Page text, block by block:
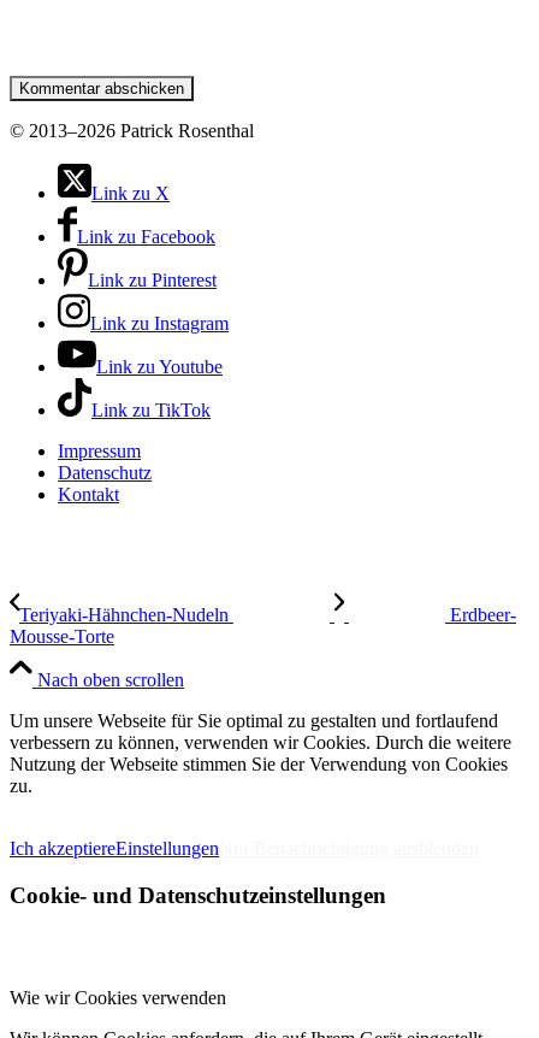
© 2013–2026 Patrick Rosenthal
Link zu X
Link zu Facebook
Link zu Pinterest
Link zu Instagram
Link zu Youtube
Link zu TikTok
Impressum
Datenschutz
Kontakt
Teriyaki-Hähnchen-Nudeln
Erdbeer-
Mousse-Torte
Nach oben scrollen
Um unsere Webseite für Sie optimal zu gestalten und fortlaufend
verbessern zu können, verwenden wir Cookies. Durch die weitere
Nutzung der Webseite stimmen Sie der Verwendung von Cookies
zu.
Ich akzeptiereEinstellungen
Cookie- und Datenschutzeinstellungen
Wie wir Cookies verwenden